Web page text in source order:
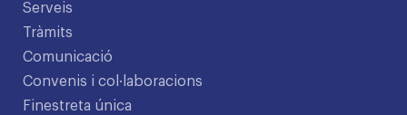
Serveis
Tràmits
Comunicació
Convenis i col·laboracions
Finestreta única